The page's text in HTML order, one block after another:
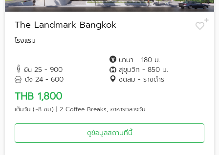
The Landmark Bangkok
โรงแรม
ยืน 25 - 900
นั่ง 24 - 600
นานา - 180 ม.
สุขุมวิท - 850 ม.
ชิดลม - ราชดำริ
THB 1,800
เต็มวัน (~8 ชม.) | 2 Coffee Breaks, อาหารกลางวัน
ดูข้อมูลสถานที่นี้